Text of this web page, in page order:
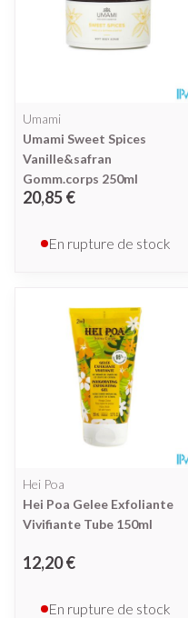
Umami
Umami Sweet Spices
Vanille&safran
Gomm.corps 250ml
20,85 €
En rupture de stock
Hei Poa
Hei Poa Gelee Exfoliante
Vivifiante Tube 150ml
12,20 €
En rupture de stock